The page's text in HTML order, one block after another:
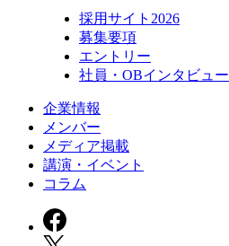
採用サイト2026
募集要項
エントリー
社員・OBインタビュー
企業情報
メンバー
メディア掲載
講演・イベント
コラム